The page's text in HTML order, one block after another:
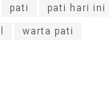
pati pati hari ini
warta pati